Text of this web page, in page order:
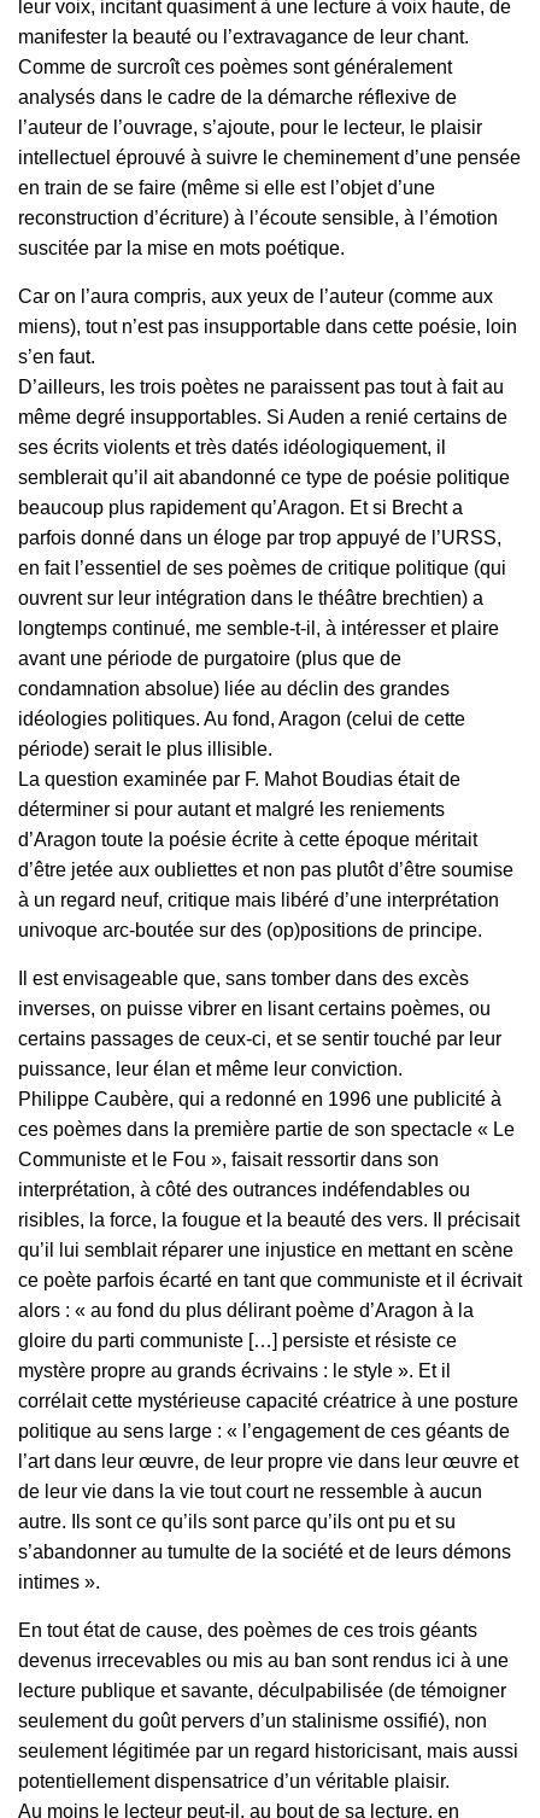
leur voix, incitant quasiment à une lecture à voix haute, de
manifester la beauté ou l’extravagance de leur chant.
Comme de surcroît ces poèmes sont généralement
analysés dans le cadre de la démarche réflexive de
l’auteur de l’ouvrage, s’ajoute, pour le lecteur, le plaisir
intellectuel éprouvé à suivre le cheminement d’une pensée
en train de se faire (même si elle est l’objet d’une
reconstruction d’écriture) à l’écoute sensible, à l’émotion
suscitée par la mise en mots poétique.
Car on l’aura compris, aux yeux de l’auteur (comme aux
miens), tout n’est pas insupportable dans cette poésie, loin
s’en faut.
D’ailleurs, les trois poètes ne paraissent pas tout à fait au
même degré insupportables. Si Auden a renié certains de
ses écrits violents et très datés idéologiquement, il
semblerait qu’il ait abandonné ce type de poésie politique
beaucoup plus rapidement qu’Aragon. Et si Brecht a
parfois donné dans un éloge par trop appuyé de l’URSS,
en fait l’essentiel de ses poèmes de critique politique (qui
ouvrent sur leur intégration dans le théâtre brechtien) a
longtemps continué, me semble-t-il, à intéresser et plaire
avant une période de purgatoire (plus que de
condamnation absolue) liée au déclin des grandes
idéologies politiques. Au fond, Aragon (celui de cette
période) serait le plus illisible.
La question examinée par F. Mahot Boudias était de
déterminer si pour autant et malgré les reniements
d’Aragon toute la poésie écrite à cette époque méritait
d’être jetée aux oubliettes et non pas plutôt d’être soumise
à un regard neuf, critique mais libéré d’une interprétation
univoque arc-boutée sur des (op)positions de principe.
Il est envisageable que, sans tomber dans des excès
inverses, on puisse vibrer en lisant certains poèmes, ou
certains passages de ceux-ci, et se sentir touché par leur
puissance, leur élan et même leur conviction.
Philippe Caubère, qui a redonné en 1996 une publicité à
ces poèmes dans la première partie de son spectacle « Le
Communiste et le Fou », faisait ressortir dans son
interprétation, à côté des outrances indéfendables ou
risibles, la force, la fougue et la beauté des vers. Il précisait
qu’il lui semblait réparer une injustice en mettant en scène
ce poète parfois écarté en tant que communiste et il écrivait
alors : « au fond du plus délirant poème d’Aragon à la
gloire du parti communiste […] persiste et résiste ce
mystère propre au grands écrivains : le style ». Et il
corrélait cette mystérieuse capacité créatrice à une posture
politique au sens large : « l’engagement de ces géants de
l’art dans leur œuvre, de leur propre vie dans leur œuvre et
de leur vie dans la vie tout court ne ressemble à aucun
autre. Ils sont ce qu’ils sont parce qu’ils ont pu et su
s’abandonner au tumulte de la société et de leurs démons
intimes ».
En tout état de cause, des poèmes de ces trois géants
devenus irrecevables ou mis au ban sont rendus ici à une
lecture publique et savante, déculpabilisée (de témoigner
seulement du goût pervers d’un stalinisme ossifié), non
seulement légitimée par un regard historicisant, mais aussi
potentiellement dispensatrice d’un véritable plaisir.
Au moins le lecteur peut-il, au bout de sa lecture, en